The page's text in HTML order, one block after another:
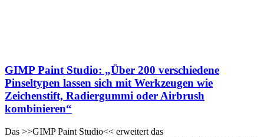
GIMP Paint Studio: „Über 200 verschiedene
Pinseltypen lassen sich mit Werkzeugen wie
Zeichenstift, Radiergummi oder Airbrush
kombinieren“
Das >>GIMP Paint Studio<< erweitert das